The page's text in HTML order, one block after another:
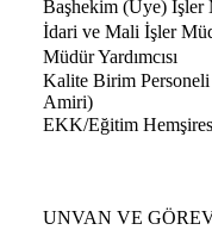
Başhekim (Üye) İşler
İdari ve Mali İşler
Müdür Yardımcısı
Kalite Birim
Amiri)
EKK/Eğitim
UNVAN VE